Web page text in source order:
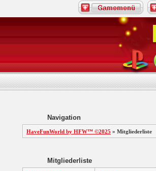
Navigation
HaveFunWorld by HFW™ ©2025 » Mitgliederliste
Mitgliederliste